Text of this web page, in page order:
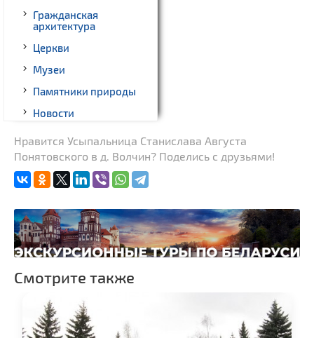
Гражданская
архитектура
Церкви
Музеи
Памятники природы
Новости
Родовые усадьбы
Памятники известным
Монастыри
Костелы
Часовни
Национальные парки и
Веломаршруты
Нравится Усыпальница Станислава Августа
Понятовского в д. Волчин? Поделись с друзьями!
Смотрите также